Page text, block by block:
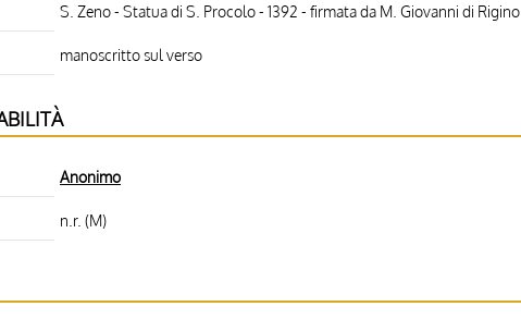
S. Zeno - Statua di S. Procolo - 1392 - firmata da M. Giovanni di Rigino
manoscritto sul verso
Anonimo
n.r. (M)